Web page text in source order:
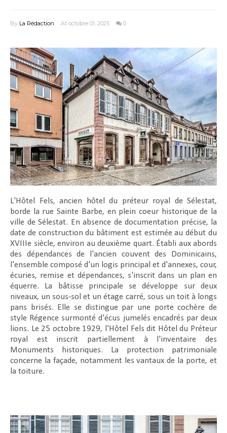
By La Rédaction At octobre 01, 2025 0
L'Hôtel Fels, ancien hôtel du préteur royal de Sélestat,
borde la rue Sainte Barbe, en plein coeur historique de la
ville de Sélestat. En absence de documentation précise, la
date de construction du bâtiment est estimée au début du
XVIIIe siècle, environ au deuxième quart. Établi aux abords
des dépendances de l'ancien couvent des Dominicains,
l'ensemble composé d'un logis principal et d'annexes, cour,
écuries, remise et dépendances, s'inscrit dans un plan en
équerre. La bâtisse principale se développe sur deux
niveaux, un sous-sol et un étage carré, sous un toit à longs
pans brisés. Elle se distingue par une porte cochère de
style Régence surmonté d'écus jumelés encadrés par deux
lions. Le 25 octobre 1929, l'Hôtel Fels dit Hôtel du Préteur
royal est inscrit partiellement à l'inventaire des
Monuments historiques. La protection patrimoniale
concerne la façade, notamment les vantaux de la porte, et
la toiture.